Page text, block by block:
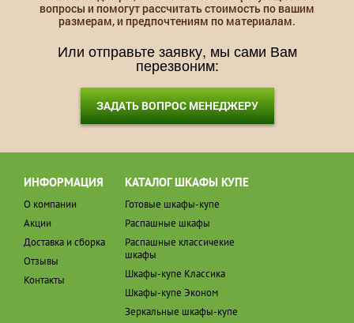
вопросы и помогут рассчитать стоимость по вашим
размерам, и предпочтениям по материалам.
Или отправьте заявку, мы сами Вам
перезвоним:
ЗАДАТЬ ВОПРОС МЕНЕДЖЕРУ
ИНФОРМАЦИЯ
О компании
Акции
Доставка и сборка
Отзывы
Контакты
КАТАЛОГ ШКАФЫ КУПЕ
Готовые шкафы-купе
Распашные шкафы
Распашные классичекие
шкафы
Шкафы-купе Классика
Шкафы-купе Эконом
Зеркальные шкафы-купе